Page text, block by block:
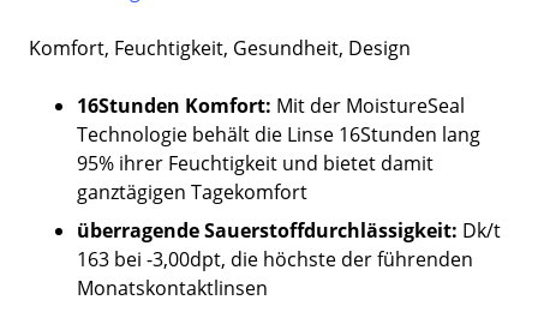
Komfort, Feuchtigkeit, Gesundheit, Design
16Stunden Komfort: Mit der MoistureSeal
Technologie behält die Linse 16Stunden lang
95% ihrer Feuchtigkeit und bietet damit
ganztägigen Tagekomfort
überragende Sauerstoffdurchlässigkeit: Dk/t
163 bei -3,00dpt, die höchste der führenden
Monatskontaktlinsen